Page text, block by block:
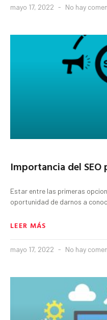
mayo 17, 2022 No hay
Importancia del SEO
Estar entre las primeras
oportunidad de darnos a
LEER MÁS
mayo 17, 2022 No hay